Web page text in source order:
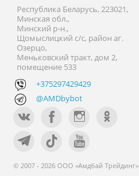
Республика Беларусь, 223021,
Минская обл.,
Минский р-н.,
Щомыслицкий с/с, район аг.
Озерцо,
Меньковский тракт, дом 2,
помещение 533
+375297429429
@AMDbybot
© 2007 - 2026 ООО «Амдбай Трейдинг»